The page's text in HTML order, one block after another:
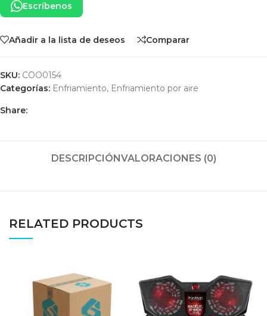
Escríbenos
Añadir a la lista de deseos Comparar
SKU: COO0154
Categorías: Enfriamiento, Enfriamiento por aire
Share:
DESCRIPCIÓN VALORACIONES (0)
RELATED PRODUCTS